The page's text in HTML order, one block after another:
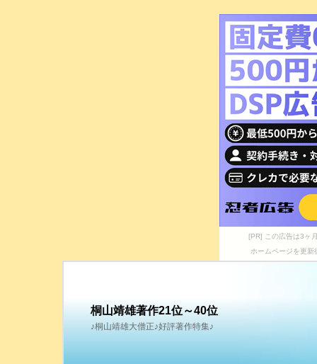
[PR] この広告は3ヶ
ホームページを更
桐山靖雄著作21位～40位
♪桐山靖雄大僧正♪好評著作特集♪